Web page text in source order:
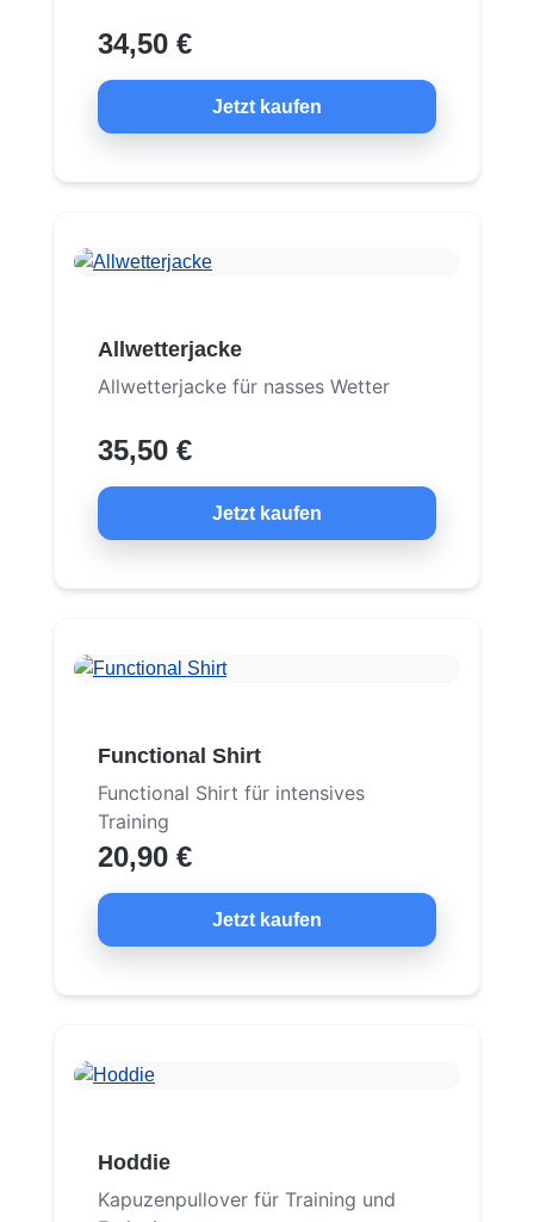
34,50 €
Jetzt kaufen
Allwetterjacke
Allwetterjacke für nasses Wetter
35,50 €
Jetzt kaufen
Functional Shirt
Functional Shirt für intensives
Training
20,90 €
Jetzt kaufen
Hoddie
Kapuzenpullover für Training und